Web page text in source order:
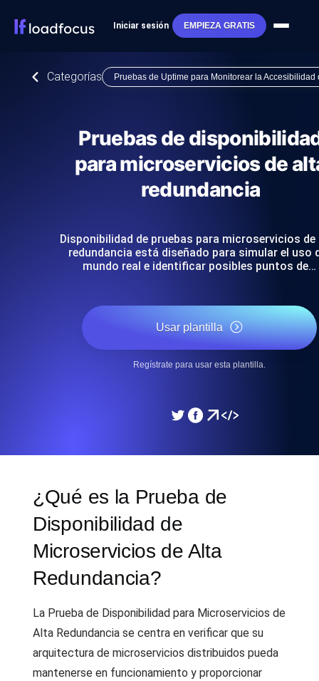
Iniciar sesión EMPIEZA GRATIS
Categorías Pruebas de Uptime para Monitorear la Accesibilidad
Pruebas de
para microservicios de
redundancia
Disponibilidad de pruebas para microservicios de
redundancia está diseñado para simular el uso
mundo real e identificar posibles puntos de…
Usar plantilla
Regístrate para usar esta plantilla.
¿Qué es la Prueba de
Disponibilidad de
Microservicios de Alta
Redundancia?
La Prueba de Disponibilidad para Microservicios de
Alta Redundancia se centra en verificar que su
arquitectura de microservicios distribuidos pueda
mantenerse en funcionamiento y proporcionar